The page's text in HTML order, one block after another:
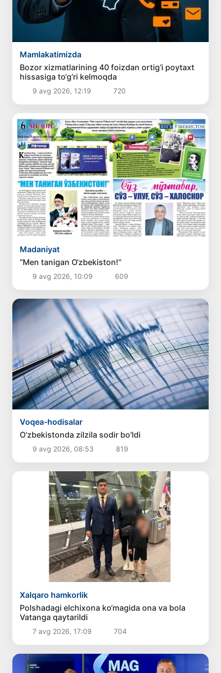
Mamlakatimizda
Bozor xizmatlarining 40 foizdan ortig‘i poytaxt
hissasiga to‘g‘ri kelmoqda
9 avg 2026, 12:19 720
Madaniyat
“Men tanigan O‘zbekiston!”
9 avg 2026, 10:09 609
Voqea-hodisalar
O'zbekistonda zilzila sodir bo'ldi
9 avg 2026, 08:53 819
Xalqaro hamkorlik
Polshadagi elchixona ko‘magida ona va bola
Vatanga qaytarildi
7 avg 2026, 17:09 704